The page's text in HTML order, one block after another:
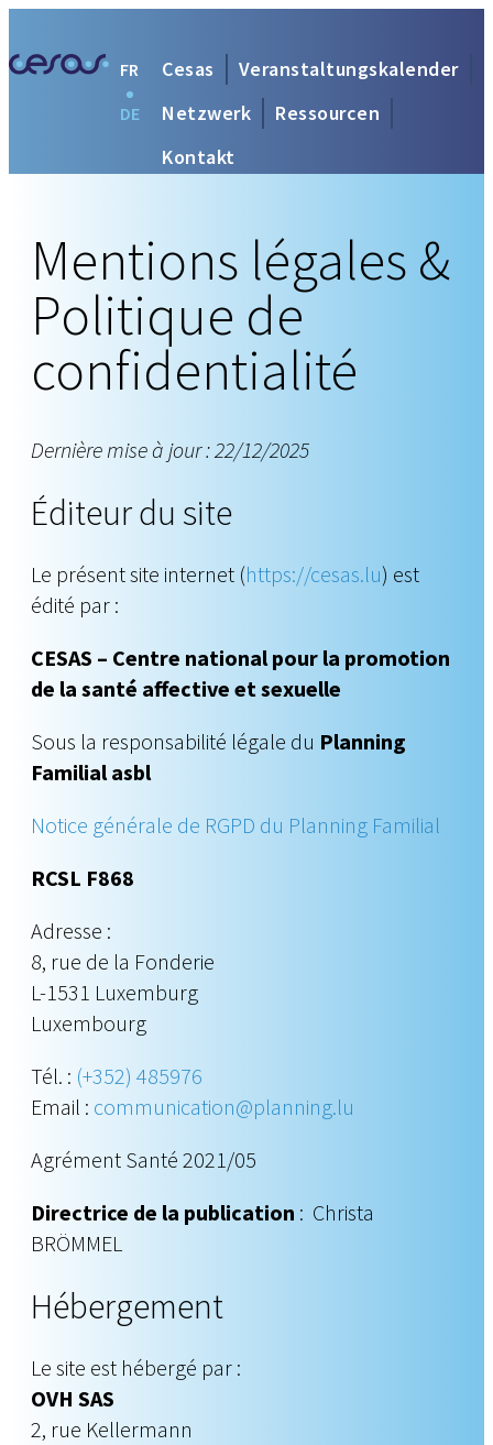
Cesas
Veranstaltungskalender
Netzwerk
Ressourcen
Kontakt
FR
DE
Mentions légales &
Politique de
confidentialité
Dernière mise à jour : 22/12/2025
Éditeur du site
Le présent site internet (https://cesas.lu) est
édité par :
CESAS – Centre national pour la promotion
de la santé affective et sexuelle
Sous la responsabilité légale du Planning
Familial asbl
Notice générale de RGPD du Planning Familial
RCSL F868
Adresse :
8, rue de la Fonderie
L-1531 Luxemburg
Luxembourg
Tél. : (+352) 485976
Email : communication@planning.lu
Agrément Santé 2021/05
Directrice de la publication : Christa
BRÖMMEL
Hébergement
Le site est hébergé par :
OVH SAS
2, rue Kellermann